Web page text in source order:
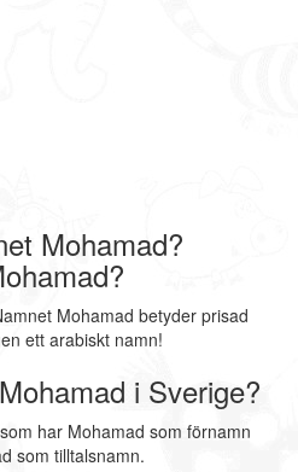
Mohamad?
Mohamad betyder prisad
ett arabiskt namn!
i Sverige?
har Mohamad som förnamn
som tilltalsnamn.